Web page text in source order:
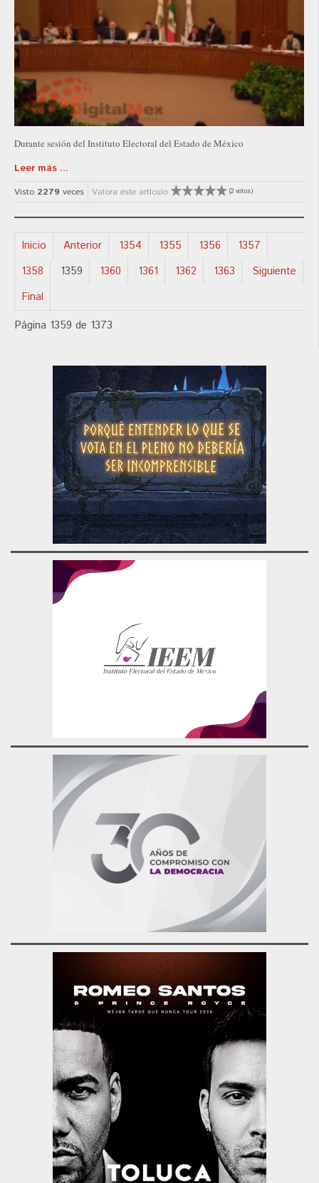
Durante sesión del Instituto Electoral del Estado de México
Leer más ...
Visto 2279 veces Valora este artículo (2 votos)
Inicio Anterior 1354 1355 1356
1357
1358
1359 1360 1361 1362 1363
Siguiente
Final
Página 1359 de 1373